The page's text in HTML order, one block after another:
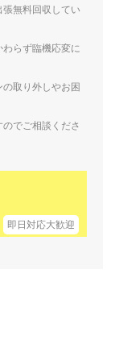
張無料回収してい
らず臨機応変に
取り外しやお困
でご相談くださ
即日対応大歓迎